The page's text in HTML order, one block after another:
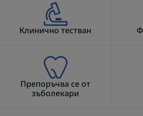
Предимство
Интерденталните четки ELGYDIUM
Compact са меки, нежни и
за всички зъби.
Клинично тестван
Препоръчва се от
зъболекари